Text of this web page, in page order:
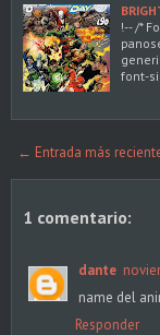
!-- /*
font-
← Entrada más
1 comentario:
dante
name del
Responder